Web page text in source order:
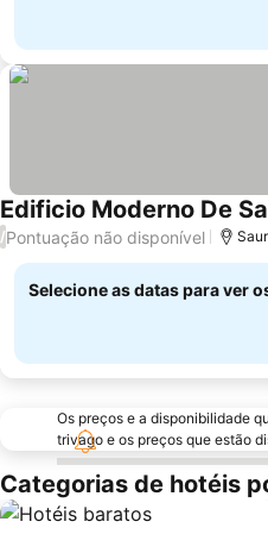
Edificio Moderno De
/Pontuação não disponível
Selecione as datas para ver
Os preços e a disponibilidade
trivago e os preços que estão
Categorias de hotéis